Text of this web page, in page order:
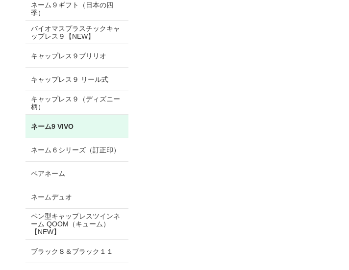
ネーム９ギフト（日本の四
季）
バイオマスプラスチックキャ
ップレス９【NEW】
キャップレス９ブリリオ
キャップレス９ リール式
キャップレス９（ディズニー
柄）
ネーム9 VIVO
ネーム６シリーズ（訂正印）
ペアネーム
ネームデュオ
ペン型キャップレスツインネ
ーム QOOM（キューム）
【NEW】
ブラック８＆ブラック１１